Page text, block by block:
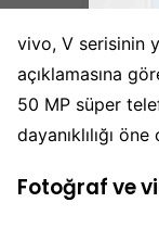
vivo, V serisinin
açıklamasına
50 MP süper
dayanıklılığı
Fotoğraf ve